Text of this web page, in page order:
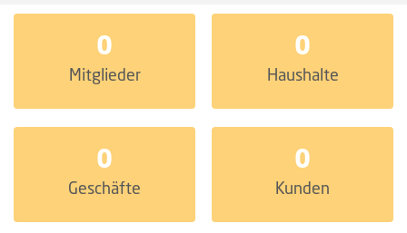
0
Mitglieder
0
Geschäfte
0
Haushalte
0
Kunden